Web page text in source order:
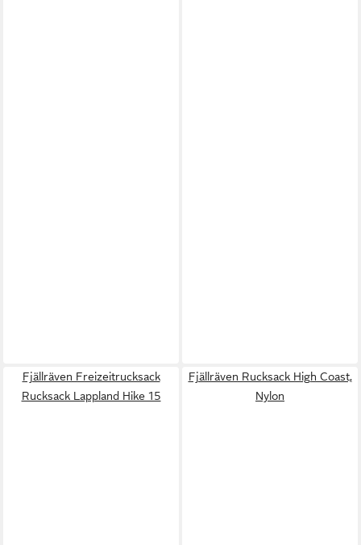
Fjällräven Freizeitrucksack
Rucksack Lappland Hike 15
Fjällräven Rucksack High Coast,
Nylon